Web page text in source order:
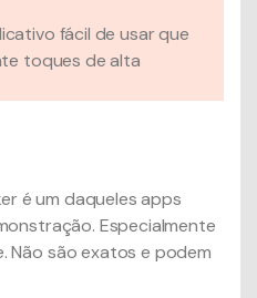
fácil de usar que
toques de alta
é um daqueles apps
Especialmente
Não são exatos e podem